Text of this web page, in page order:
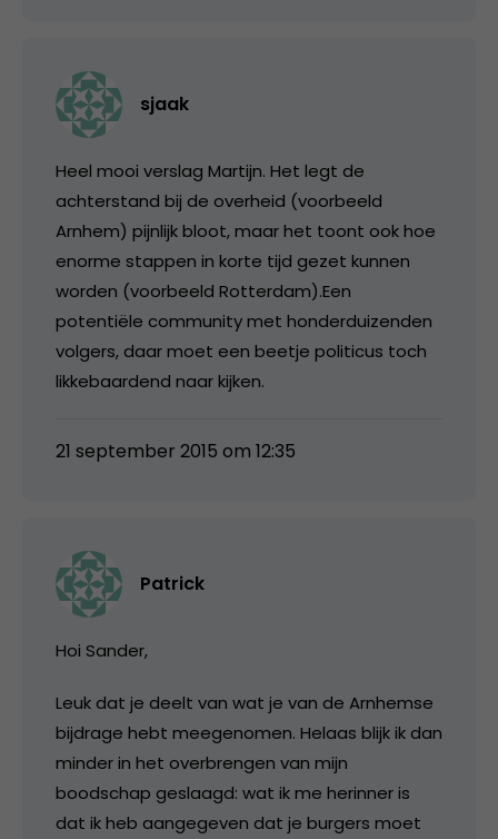
sjaak
Heel mooi verslag Martijn. Het legt de
achterstand bij de overheid (voorbeeld
Arnhem) pijnlijk bloot, maar het toont ook hoe
enorme stappen in korte tijd gezet kunnen
worden (voorbeeld Rotterdam).Een
potentiële community met honderduizenden
volgers, daar moet een beetje politicus toch
likkebaardend naar kijken.
21 september 2015 om 12:35
Patrick
Hoi Sander,
Leuk dat je deelt van wat je van de Arnhemse
bijdrage hebt meegenomen. Helaas blijk ik dan
minder in het overbrengen van mijn
boodschap geslaagd: wat ik me herinner is
dat ik heb aangegeven dat je burgers moet